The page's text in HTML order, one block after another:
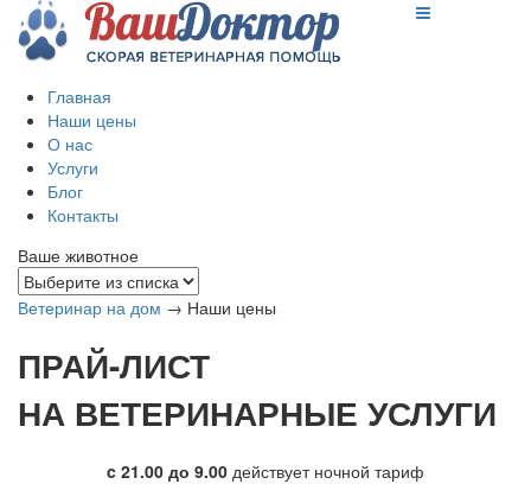
Главная
Наши цены
О нас
Услуги
Блог
Контакты
Ваше животное
Ветеринар на дом → Наши цены
ПРАЙ-ЛИСТ
НА ВЕТЕРИНАРНЫЕ УСЛУГИ
c 21.00 до 9.00 действует ночной тариф